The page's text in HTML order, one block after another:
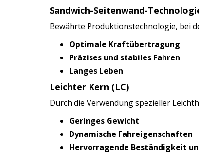
Sandwich-Seitenwand-
Bewährte Produktionstechnologie, bei
Optimale Kraftübertragung
Präzises und stabiles Fahren
Langes Leben
Leichter Kern (LC)
Durch die Verwendung spezieller
Geringes Gewicht
Dynamische Fahreigenschaften
Hervorragende Beständigkeit